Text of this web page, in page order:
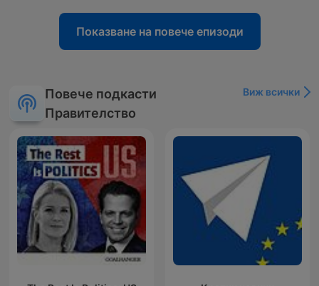
Показване на повече епизоди
Повече подкасти
Правителство
Виж всички